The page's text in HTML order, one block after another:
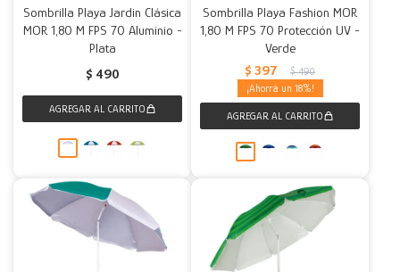
Sombrilla Playa Jardin Clásica
MOR 1,80 M FPS 70 Aluminio -
Plata
$ 490
Sombrilla Playa Fashion MOR
1,80 M FPS 70 Protección UV -
Verde
$ 397 $ 490
18